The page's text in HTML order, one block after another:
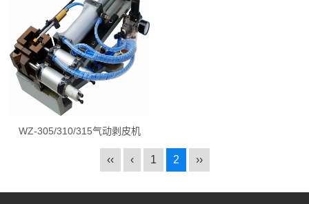
WZ-305/310/315气动剥皮机
‹‹ ‹ 1 2 ››